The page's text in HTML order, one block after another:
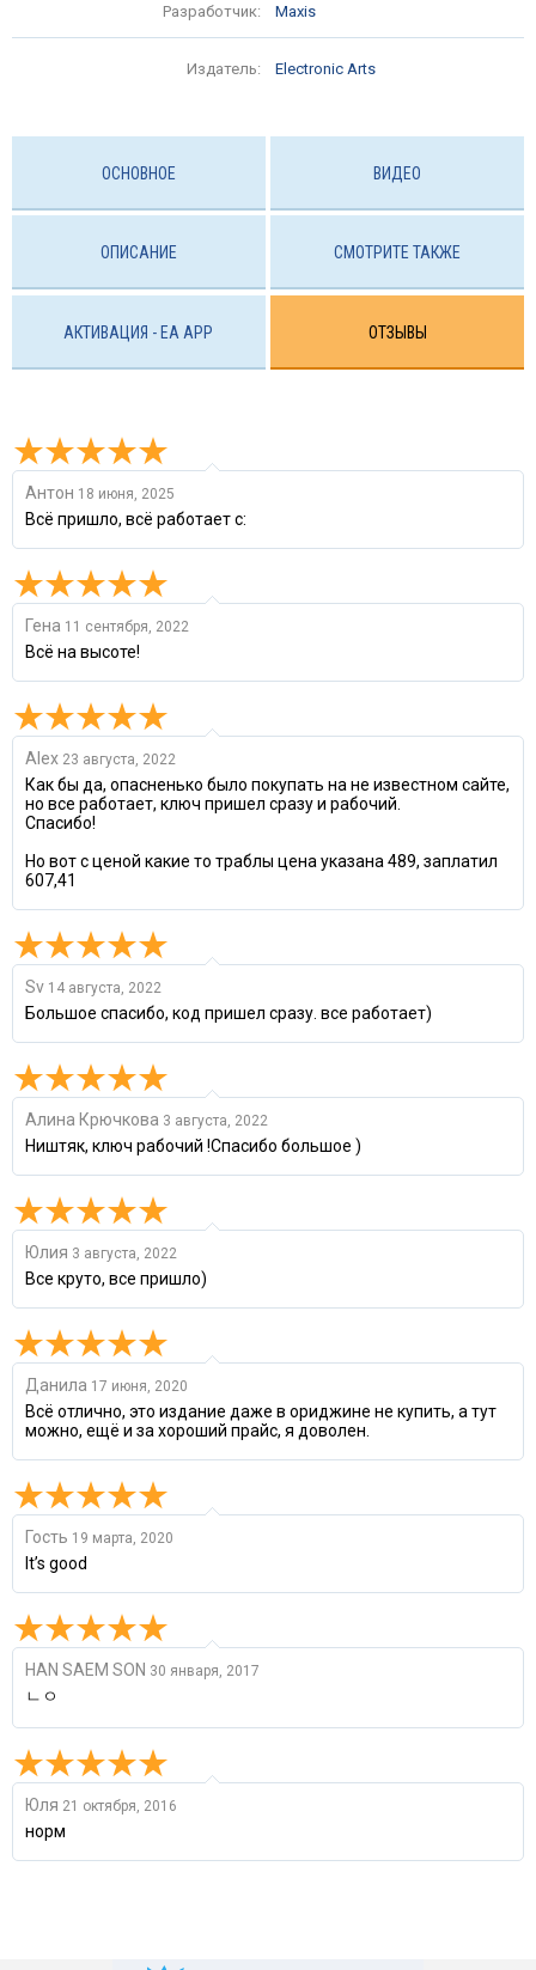
Разработчик: Maxis
Издатель: Electronic Arts
ОСНОВНОЕ ВИДЕО
ОПИСАНИЕ СМОТРИТЕ ТАКЖЕ
АКТИВАЦИЯ - EA APP ОТЗЫВЫ
Антон 18 июня, 2025
Всё пришло, всё работает с:
Гена 11 сентября, 2022
Всё на высоте!
Alex 23 августа, 2022
Как бы да, опасненько было покупать на не известном сайте,
но все работает, ключ пришел сразу и рабочий.
Спасибо!
Но вот с ценой какие то траблы цена указана 489, заплатил
607,41
Sv 14 августа, 2022
Большое спасибо, код пришел сразу. все работает)
Алина Крючкова 3 августа, 2022
Ништяк, ключ рабочий !Спасибо большое )
Юлия 3 августа, 2022
Все круто, все пришло)
Данила 17 июня, 2020
Всё отлично, это издание даже в ориджине не купить, а тут
можно, ещё и за хороший прайс, я доволен.
Гость 19 марта, 2020
It’s good
HAN SAEM SON 30 января, 2017
ㄴㅇ
Юля 21 октября, 2016
норм